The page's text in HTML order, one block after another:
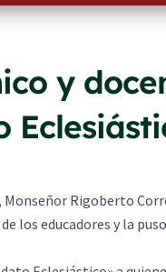
y
Rigoberto
los educadores y la